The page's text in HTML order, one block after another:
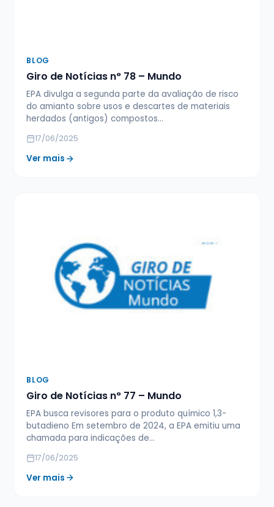
BLOG
Giro de Notícias n° 78 – Mundo
EPA divulga a segunda parte da avaliação de risco
do amianto sobre usos e descartes de materiais
herdados (antigos) compostos…
17/06/2025
Ver mais
BLOG
Giro de Notícias n° 77 – Mundo
EPA busca revisores para o produto químico 1,3-
butadieno Em setembro de 2024, a EPA emitiu uma
chamada para indicações de…
17/06/2025
Ver mais